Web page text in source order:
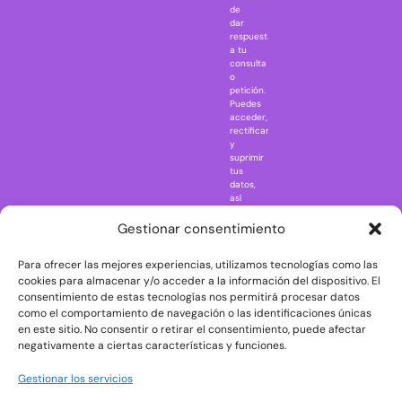
Gestionar consentimiento
Para ofrecer las mejores experiencias, utilizamos tecnologías como las
cookies para almacenar y/o acceder a la información del dispositivo. El
consentimiento de estas tecnologías nos permitirá procesar datos
como el comportamiento de navegación o las identificaciones únicas
en este sitio. No consentir o retirar el consentimiento, puede afectar
negativamente a ciertas características y funciones.
Gestionar los servicios
Rick and
The Big Bang
Theory
The Blues
Brothers
The
de
dar
respuesta
a tu
consulta
o
petición.
Puedes
acceder,
rectificar
y
suprimir
tus
datos,
así
ejercer
consultando
la
información
adicional
y
detallada
sobre